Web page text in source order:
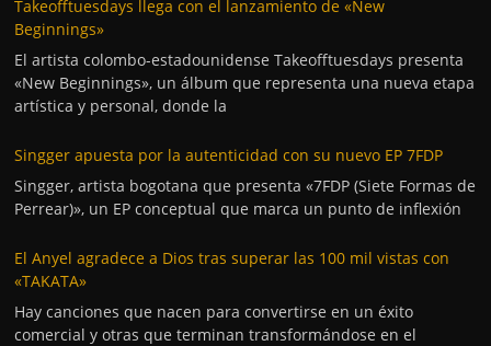
Takeofftuesdays llega con el lanzamiento de «New
Beginnings»
El artista colombo-estadounidense Takeofftuesdays presenta
«New Beginnings», un álbum que representa una nueva etapa
artística y personal, donde la
Singger apuesta por la autenticidad con su nuevo EP 7FDP
Singger, artista bogotana que presenta «7FDP (Siete Formas de
Perrear)», un EP conceptual que marca un punto de inflexión
El Anyel agradece a Dios tras superar las 100 mil vistas con
«TAKATA»
Hay canciones que nacen para convertirse en un éxito
comercial y otras que terminan transformándose en el